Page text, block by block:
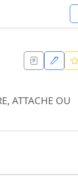
ATTACHE OU